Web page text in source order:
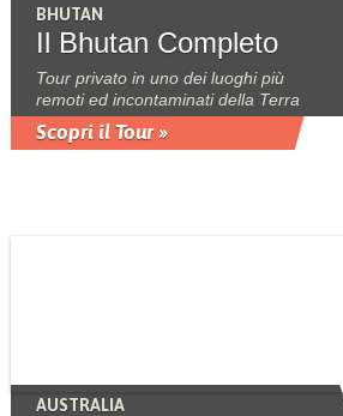
BHUTAN
Il Bhutan Completo
Tour privato in uno dei luoghi più
remoti ed incontaminati della Terra
Scopri il Tour »
AUSTRALIA